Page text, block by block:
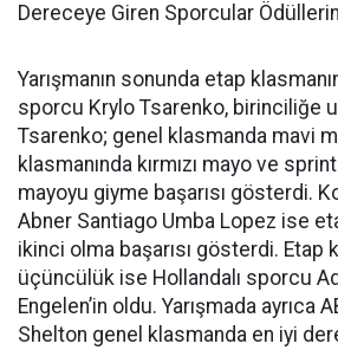
Dereceye Giren Sporcular
Yarışmanın sonunda etap
sporcu Krylo Tsarenko, birinciliğe
Tsarenko; genel klasmanda mavi
klasmanında kırmızı mayo ve
mayoyu giyme başarısı gösterdi.
Abner Santiago Umba Lopez ise
ikinci olma başarısı gösterdi. Etap
üçüncülük ise Hollandalı sporcu
Engelen’in oldu. Yarışmada ayrıca
Shelton genel klasmanda en iyi